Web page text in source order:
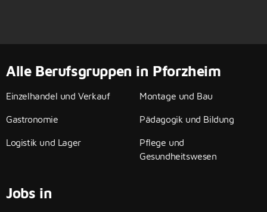
Alle Berufsgruppen in Pforzheim
Einzelhandel und Verkauf
Gastronomie
Logistik und Lager
Montage und Bau
Pädagogik und Bildung
Pflege und
Gesundheitswesen
Jobs in